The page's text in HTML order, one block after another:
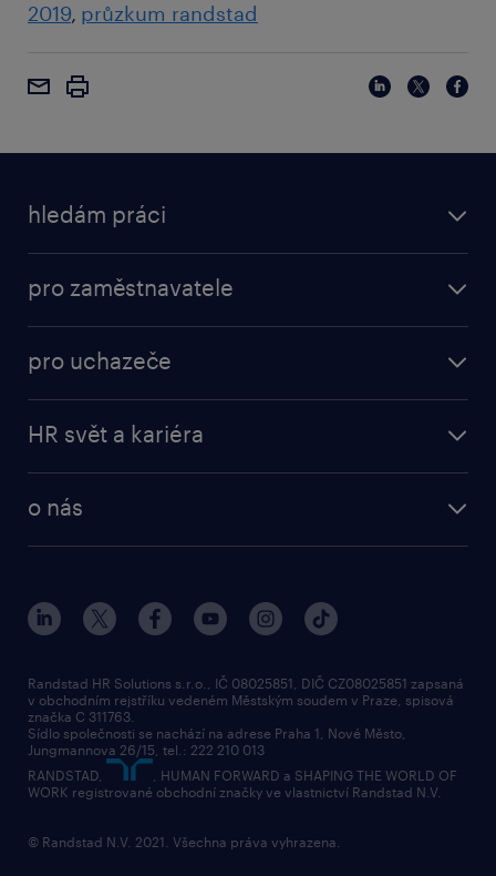
2019 průzkum randstad
hledám práci
pro zaměstnavatele
pro uchazeče
HR svět a kariéra
o nás
Randstad HR Solutions s.r.o., IČ 08025851, DIČ CZ08025851 zapsaná
v obchodním rejstříku vedeném Městským soudem v Praze, spisová
značka C 311763.
Sídlo společnosti se nachází na adrese Praha 1, Nové Město,
Jungmannova 26/15, tel.: 222 210 013
RANDSTAD,
, HUMAN FORWARD a SHAPING THE WORLD OF
WORK registrované obchodní značky ve vlastnictví Randstad N.V.
© Randstad N.V. 2021. Všechna práva vyhrazena.